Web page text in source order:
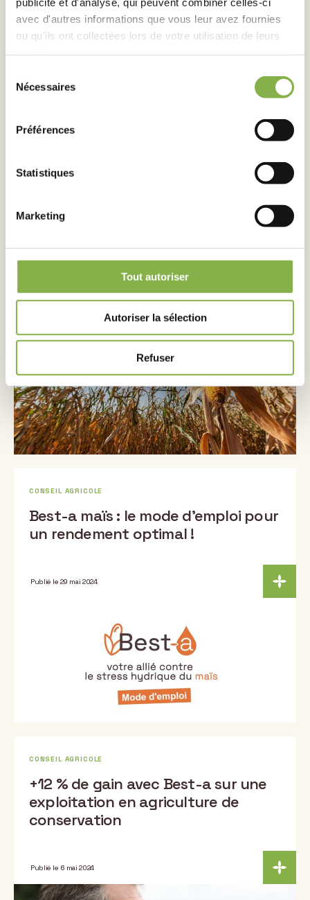
avec d'autres informations que vous leur avez fournies
ou qu'ils ont collectées lors de votre utilisation de leurs
Nécessaires
Préférences
Statistiques
Marketing
Tout autoriser
Autoriser la sélection
Refuser
Cultures de printemps : les semis
tardifs font craindre un risque
accru de stress hydrique
CONSEIL AGRICOLE
Best-a maïs : le mode d’emploi pour
un rendement optimal !
Publié le 29 mai 2024
CONSEIL AGRICOLE
+12 % de gain avec Best-a sur une
exploitation en agriculture de
conservation
Publié le 6 mai 2024